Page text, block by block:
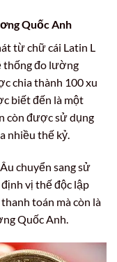
Quốc Anh
từ chữ cái Latin L
thống đo lường
chia thành 100 xu
biết đến là một
còn được sử dụng
nhiều thế kỷ.
chuyển sang sử
vị thế độc lập
toán mà còn là
Quốc Anh.